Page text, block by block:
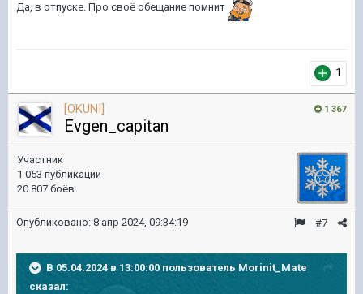
Да, в отпуске. Про своё обещание помнит
1
1 367
[OKUNI]
Evgen_capitan
Участник
1 053 публикации
20 807 боёв
#7
Опубликовано: 8 апр 2024, 09:34:19
В 05.04.2024 в 13:00:00 пользователь Morinit_Mate
сказал: